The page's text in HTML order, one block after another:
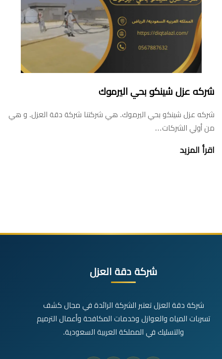
شركه عزل شينكو بحي اليرموك
شركه عزل شينكو بحي اليرموك. هي شركتنا شركة دقة العزل. و هي
من أولي الشركات…
اقرأ المزيد
شركة دقة العزل
شركة دقة العزل تعتبر الشركة الرائدة في مجال كشف
تسربات المياه والعوازل وخدمات المكافحة وأعمال الترميم
والتسليك في المملكة العربية السعودية.